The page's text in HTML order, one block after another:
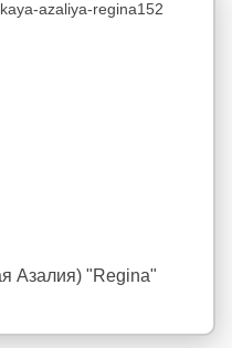
Азалия) "Regina"